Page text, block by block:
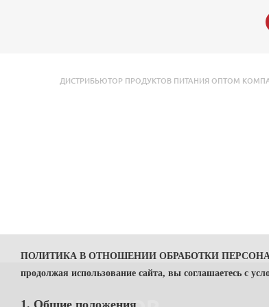
ДИСТРИБЬЮТОР ПРОДУКТОВ ПИТАНИЯ ОПТОМ
ПОЛИТИКА В ОТНОШЕНИИ ОБРАБОТКИ
продолжая использование сайта, вы соглашаетесь с
1. Общие положения